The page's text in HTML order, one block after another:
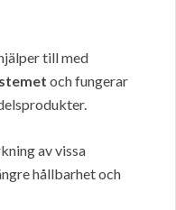
till med
och fungerar
av vissa
hållbarhet och